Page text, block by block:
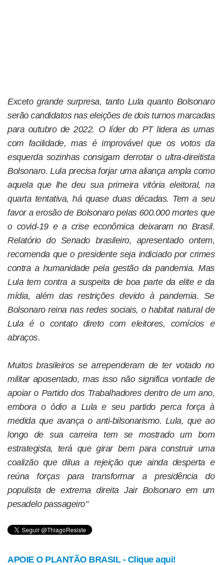
Exceto grande surpresa, tanto Lula quanto Bolsonaro
serão candidatos nas eleições de dois turnos marcadas
para outubro de 2022. O líder do PT lidera as urnas
com facilidade, mas é improvável que os votos da
esquerda sozinhas consigam derrotar o ultra-direitista
Bolsonaro. Lula precisa forjar uma aliança ampla como
aquela que lhe deu sua primeira vitória eleitoral, na
quarta tentativa, há quase duas décadas. Tem a seu
favor a erosão de Bolsonaro pelas 600.000 mortes que
o covid-19 e a crise econômica deixaram no Brasil.
Relatório do Senado brasileiro, apresentado ontem,
recomenda que o presidente seja indiciado por crimes
contra a humanidade pela gestão da pandemia. Mas
Lula tem contra a suspeita de boa parte da elite e da
mídia, além das restrições devido à pandemia. Se
Bolsonaro reina nas redes sociais, o habitat natural de
Lula é o contato direto com eleitores, comícios e
abraços.
Muitos brasileiros se arrependeram de ter votado no
militar aposentado, mas isso não significa vontade de
apoiar o Partido dos Trabalhadores dentro de um ano,
embora o ódio a Lula e seu partido perca força à
medida que avança o anti-bilsonarismo. Lula, que ao
longo de sua carreira tem se mostrado um bom
estrategista, terá que girar bem para construir uma
coalizão que dilua a rejeição que ainda desperta e
reúna forças para transformar a presidência do
populista de extrema direita Jair Bolsonaro em um
pesadelo passageiro"
APOIE O PLANTÃO BRASIL - Clique aqui!